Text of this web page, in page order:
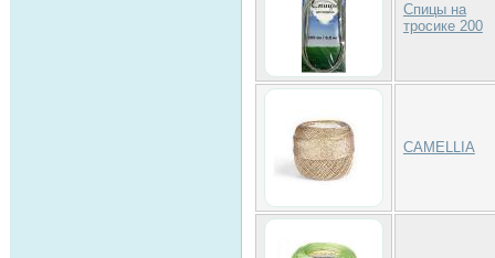
Спицы на
тросике 200
CAMELLIA